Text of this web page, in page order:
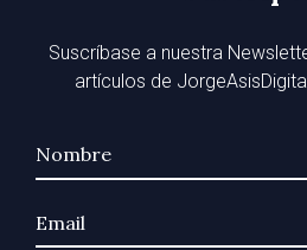
Suscríbase a nuestra
artículos de